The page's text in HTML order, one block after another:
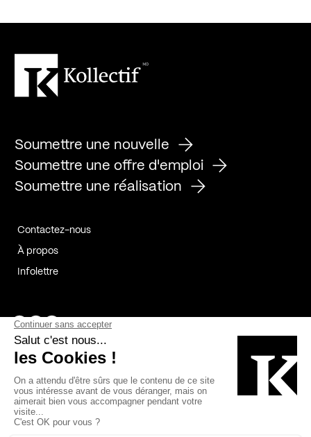
Soumettre une nouvelle
Soumettre une offre d'emploi
Soumettre une réalisation
Contactez-nous
À propos
Infolettre
Page Facebook de Kollectif
Page Instagram de Kollectif
Page Linkedin de Kollectif
Bâtiment-Durable-Québec-1
Esquisses-1